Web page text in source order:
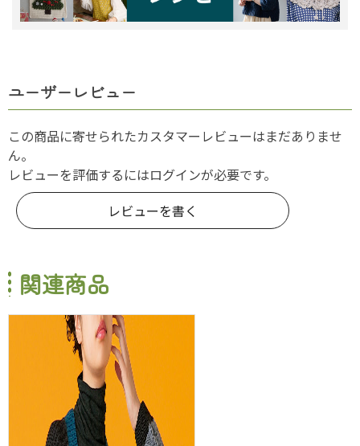
ユーザーレビュー
この商品に寄せられたカスタマーレビューはまだありませ
ん。
レビューを評価するにはログインが必要です。
レビューを書く
関連商品